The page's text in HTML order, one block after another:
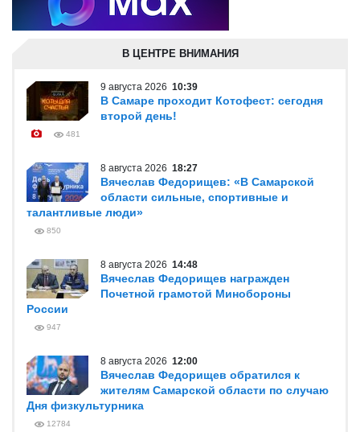
В ЦЕНТРЕ ВНИМАНИЯ
9 августа 2026 10:39
В Самаре проходит Котофест: сегодня
второй день!
481
8 августа 2026 18:27
Вячеслав Федорищев: «В Самарской
области сильные, спортивные и
талантливые люди»
850
8 августа 2026 14:48
Вячеслав Федорищев награжден
Почетной грамотой Минобороны
России
947
8 августа 2026 12:00
Вячеслав Федорищев обратился к
жителям Самарской области по случаю
Дня физкультурника
12784